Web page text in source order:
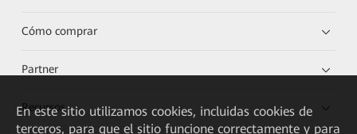
Cómo comprar
Partner
Recursos
En este sitio utilizamos cookies, incluidas cookies de
terceros, para que el sitio funcione correctamente y para